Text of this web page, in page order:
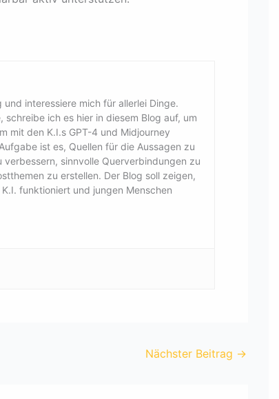
interessiere mich für allerlei Dinge.
ich es hier in diesem Blog auf, um
mit den K.I.s GPT-4 und Midjourney
ist es, Quellen für die Aussagen zu
sinnvolle Querverbindungen zu
zu erstellen. Der Blog soll zeigen,
funktioniert und jungen Menschen
Nächster Beitrag →